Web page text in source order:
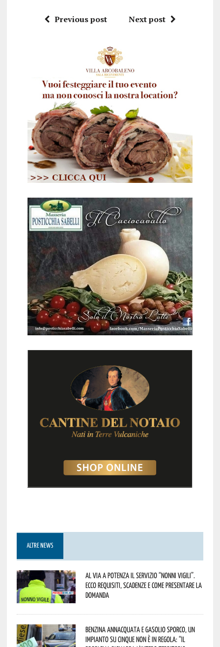
Previous post Next post
ALTRE NEWS
Al via a Potenza il servizio “Nonni Vigili”.
Ecco requisiti, scadenze e come presentare la
domanda
Benzina annacquata e gasolio sporco, un
impianto su cinque non è in regola: “il